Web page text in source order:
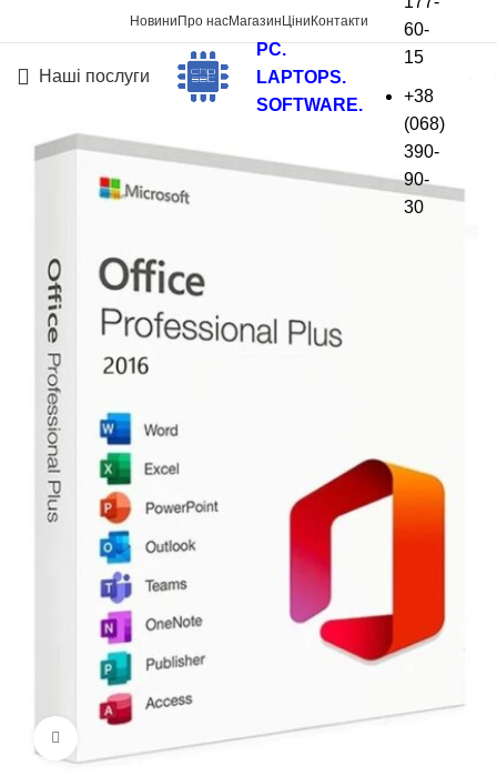
Новини Про насМагазин Ціни Контакти
Наші послуги
PC.
LAPTOPS.
SOFTWARE.
60-
15
+38
(068)
390-
90-
30
Натисни для збільшення